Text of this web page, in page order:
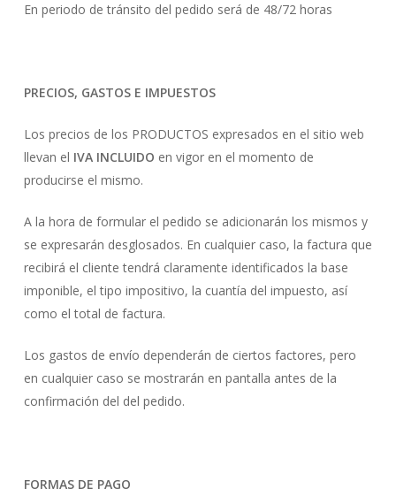
En periodo de tránsito del pedido será de 48/72 horas
PRECIOS, GASTOS E IMPUESTOS
Los precios de los PRODUCTOS expresados en el sitio web
llevan el IVA INCLUIDO en vigor en el momento de
producirse el mismo.
A la hora de formular el pedido se adicionarán los mismos y
se expresarán desglosados. En cualquier caso, la factura que
recibirá el cliente tendrá claramente identificados la base
imponible, el tipo impositivo, la cuantía del impuesto, así
como el total de factura.
Los gastos de envío dependerán de ciertos factores, pero
en cualquier caso se mostrarán en pantalla antes de la
confirmación del del pedido.
FORMAS DE PAGO